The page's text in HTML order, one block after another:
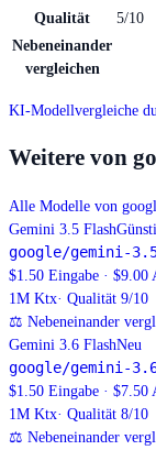
Qualität
5/10
Nebeneinander
vergleichen
KI-Modellvergleiche
Weitere von
Alle Modelle von
Gemini 3.5 Flash
google/gemini-
$1.50 Eingabe · $9.00
1M Ktx· Qualität 9/10
⚖ Nebeneinander
Gemini 3.6 FlashNeu
google/gemini-
$1.50 Eingabe · $7.50
1M Ktx· Qualität 8/10
⚖ Nebeneinander